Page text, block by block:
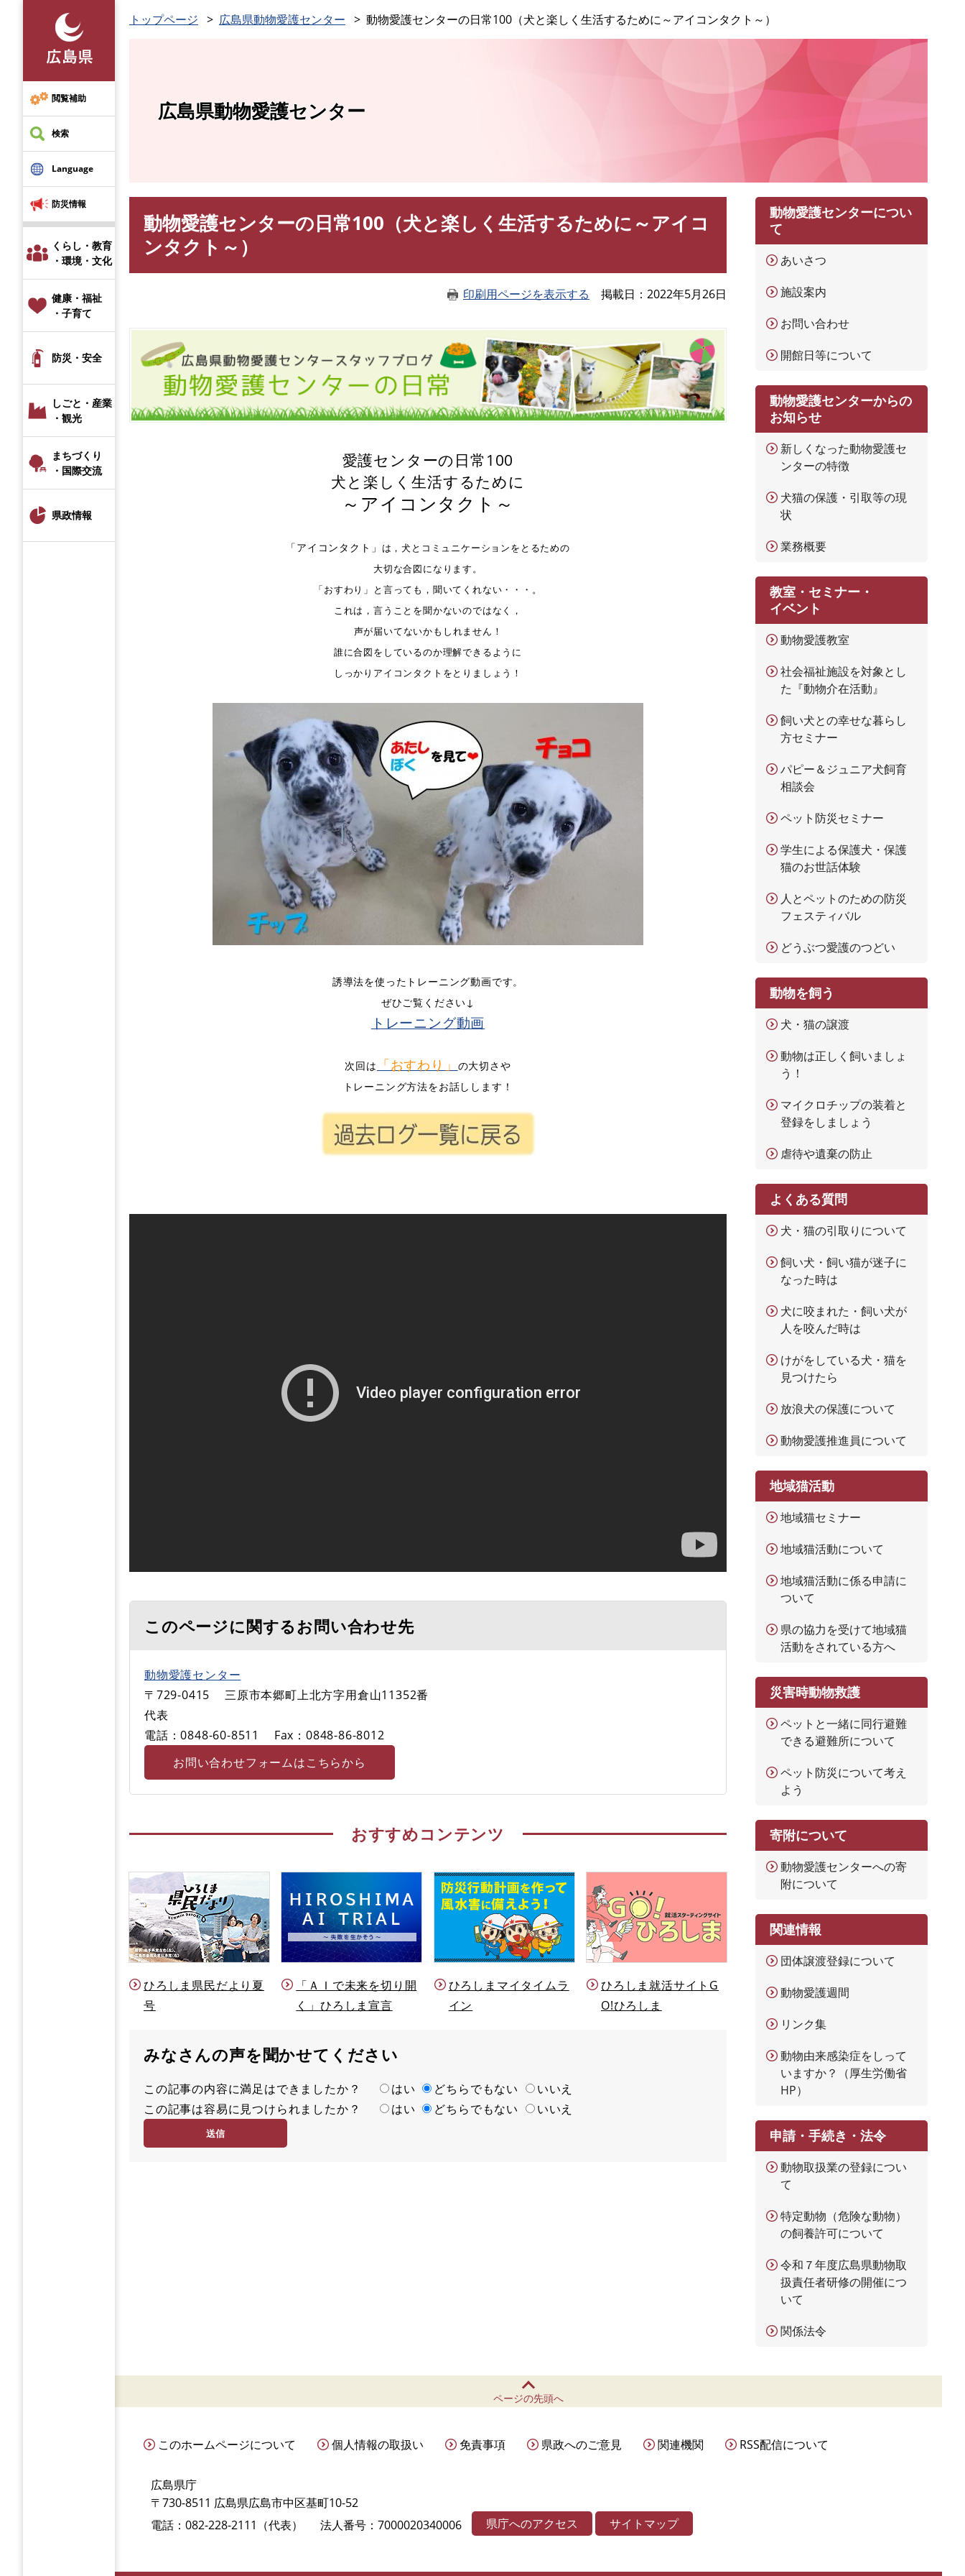
先
頭
で
す
閲覧補助
検索
Language
防災情報
くらし・教育
・環境・文化
健康・福祉
・子育て
防災・安全
しごと・産業
・観光
まちづくり
・国際交流
県政情報
トップページ 広島県動物愛護センター 動物愛護センターの日常100（犬と楽しく生活するために～アイコンタクト～）
広島県動物愛護センター
動物愛護センターの日常100（犬と楽しく生活するために～アイコ
ンタクト～）
印刷用ページを表示する 掲載日 2022年5月26日
愛護センターの日常100
犬と楽しく生活するために
～アイコンタクト～
「アイコンタクト」 は，犬とコミュニケーションをとるための
大切な合図になります。
「おすわり」と言っても，聞いてくれない・・・。
これは，言うことを聞かないのではなく，
声が届いてないかもしれません！
誰に合図をしているのか理解できるように
しっかりアイコンタクトをとりましょう！
誘導法を使ったトレーニング動画です。
ぜひご覧ください↓
トレーニング動画
次回は
「おすわり」 の大切さや
トレーニング方法をお話しします！
このページに関するお問い合わせ先
動物愛護センター
〒729-0415
三原市本郷町上北方字用倉山11352番
代表
電話：0848-60-8511
Fax：0848-86-8012
お問い合わせフォームはこちらから
おすすめコンテンツ
ひろしま県民だより夏
号
「ＡＩで未来を切り開
く」ひろしま宣言
ひろしまマイタイムラ
イン
ひろしま就活サイトG
O!ひろしま
みなさんの声を聞かせてください
満
足
この記事の内容に満足はできましたか？ はい どちらでもない
いいえ
容
度
この記事は容易に見つけられましたか？ はい どちらでもない いいえ
動物愛護センターについ
て
あいさつ
施設案内
お問い合わせ
開館日等について
動物愛護センターからの
お知らせ
新しくなった動物愛護セ
ンターの特徴
犬猫の保護・引取等の現
状
業務概要
教室・セミナー・
イベント
動物愛護教室
社会福祉施設を対象とし
た『動物介在活動』
飼い犬との幸せな暮らし
方セミナー
パピー＆ジュニア犬飼育
相談会
ペット防災セミナー
学生による保護犬・保護
猫のお世話体験
人とペットのための防災
フェスティバル
どうぶつ愛護のつどい
動物を飼う
犬・猫の譲渡
動物は正しく飼いましょ
う！
マイクロチップの装着と
登録をしましょう
虐待や遺棄の防止
よくある質問
犬・猫の引取りについて
飼い犬・飼い猫が迷子に
なった時は
犬に咬まれた・飼い犬が
人を咬んだ時は
けがをしている犬・猫を
見つけたら
放浪犬の保護について
動物愛護推進員について
地域猫活動
地域猫セミナー
地域猫活動について
地域猫活動に係る申請に
ついて
県の協力を受けて地域猫
活動をされている方へ
災害時動物救護
ペットと一緒に同行避難
できる避難所について
ペット防災について考え
よう
寄附について
動物愛護センターへの寄
附について
関連情報
団体譲渡登録について
動物愛護週間
リンク集
動物由来感染症をしって
いますか？（厚生労働省
HP）
申請・手続き・法令
動物取扱業の登録につい
て
特定動物（危険な動物）
の飼養許可について
令和７年度広島県動物取
扱責任者研修の開催につ
いて
関係法令
ページの先頭へ
このホームページについて 個人情報の取扱い 免責事項 県政へのご意見 関連機関 RSS配信について
広島県庁
〒730-8511 広島県広島市中区基町10-52
電話：082-228-2111（代表）
法人番号：7000020340006 県庁へのアクセス サイトマップ